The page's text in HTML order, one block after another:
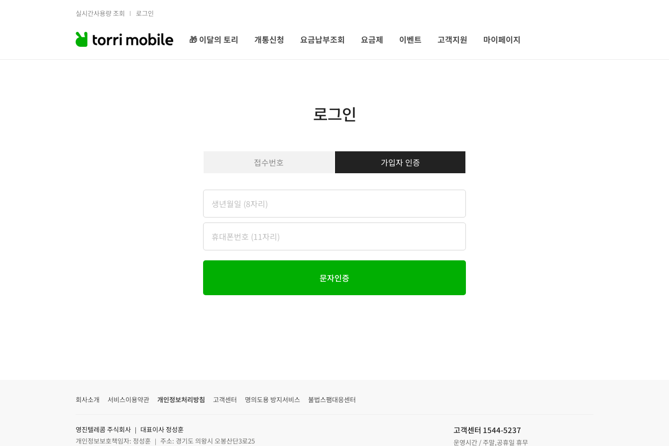
실시간사용량 조회 로그인
🎁 이달의 토리 개통신청 요금납부조회 요금제 이벤트 고객지원 마이페이지
로그인
접수번호 가입자 인증
문자인증
회사소개 서비스이용약관 개인정보처리방침 고객센터 명의도용 방지서비스 불법스팸대응센터
영진텔레콤 주식회사 ｜ 대표이사 정성훈
개인정보보호책임자: 정성훈 ｜ 주소: 경기도 의왕시 오봉산단3로25
고객센터 1544-5237
운영시간 / 주말,공휴일 휴무